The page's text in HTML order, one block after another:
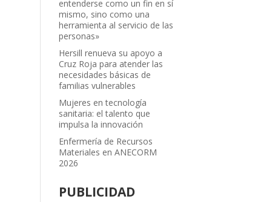
entenderse como un fin en sí
mismo, sino como una
herramienta al servicio de las
personas»
Hersill renueva su apoyo a
Cruz Roja para atender las
necesidades básicas de
familias vulnerables
Mujeres en tecnología
sanitaria: el talento que
impulsa la innovación
Enfermería de Recursos
Materiales en ANECORM
2026
PUBLICIDAD